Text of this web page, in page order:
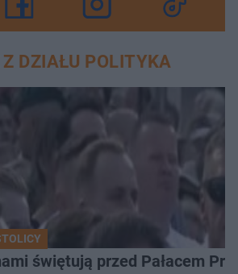
DZIAŁU POLITYKA
świętują przed Pałacem